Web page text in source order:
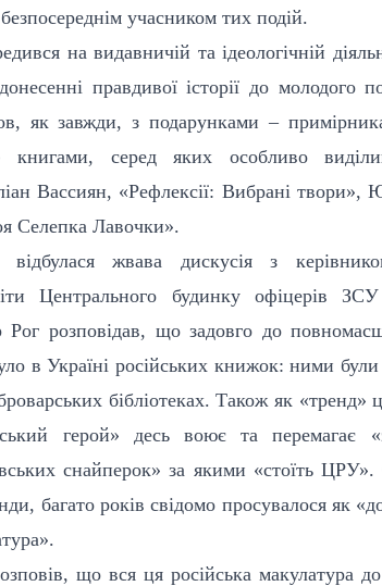
учасником тих подій.
на видавничій та ідеологічній
правдивої історії до молодого
як завжди, з подарунками –
серед яких особливо
Вассиян, «Рефлексії: Вибрані
Селепка Лавочки».
жвава дискусія з
Центрального будинку офіцерів
Рог розповідав, що задовго до
в Україні російських книжок: ними були
бібліотеках. Також як
герой» десь воює та перемагає
снайперок» за якими «стоїть
багато років свідомо просувалося як
що вся ця російська макулатура